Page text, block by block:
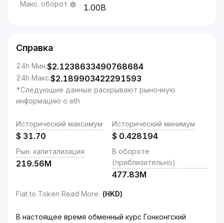
Макс. оборот 1.00B
Справка
24h Мин.$2.1238633490768684
24h Макс.$2.189903422291593
*Следующие данные раскрывают рыночную
информацию о eth
Исторический максимум
$ 31.70
Исторический минимум
$ 0.428194
Рын. капитализация
219.56M
В обороте
(приблизительно)
477.83M
Fiat to Token Read More: (HKD)
В настоящее время обменный курс Гонконгский